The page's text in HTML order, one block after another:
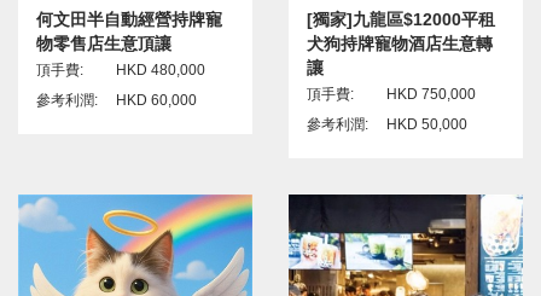
何文田半自動經營持牌寵
物零售店生意頂讓
頂手費:
HKD 480,000
參考利潤:
HKD 60,000
[獨家]九龍區$12000平租
犬狗持牌寵物酒店生意轉
讓
頂手費:
HKD 750,000
參考利潤:
HKD 50,000